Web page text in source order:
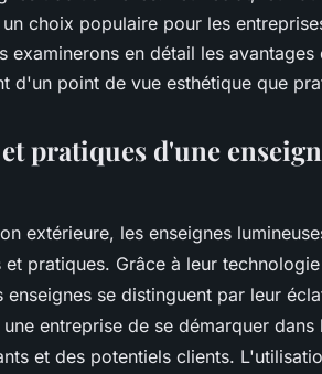
choix populaire pour les
examinerons en détail les avantages
d'un point de vue esthétique que
pratiques d'une
extérieure, les enseignes
et pratiques. Grâce à leur
se distinguent par leur
entreprise de se démarquer
et des potentiels clients.